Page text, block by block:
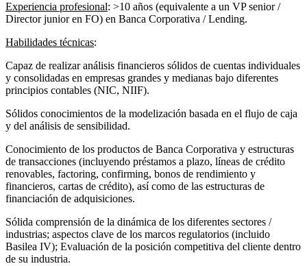
Experiencia profesional: >10 años (equivalente a un VP senior /
Director junior en FO) en Banca Corporativa / Lending.
Habilidades técnicas:
Capaz de realizar análisis financieros sólidos de cuentas individuales
y consolidadas en empresas grandes y medianas bajo diferentes
principios contables (NIC, NIIF).
Sólidos conocimientos de la modelización basada en el flujo de caja
y del análisis de sensibilidad.
Conocimiento de los productos de Banca Corporativa y estructuras
de transacciones (incluyendo préstamos a plazo, líneas de crédito
renovables, factoring, confirming, bonos de rendimiento y
financieros, cartas de crédito), así como de las estructuras de
financiación de adquisiciones.
Sólida comprensión de la dinámica de los diferentes sectores /
industrias; aspectos clave de los marcos regulatorios (incluido
Basilea IV); Evaluación de la posición competitiva del cliente dentro
de su industria.